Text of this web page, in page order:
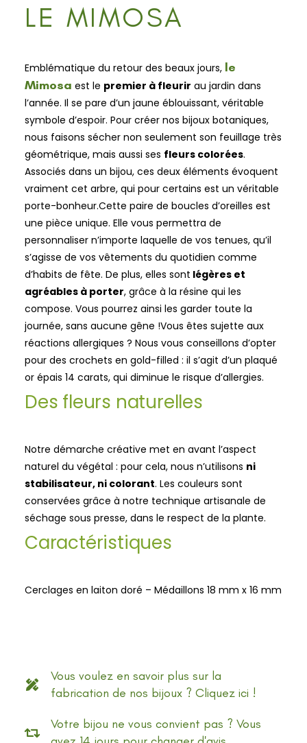
LE MIMOSA
Emblématique du retour des beaux jours, le
Mimosa est le premier à fleurir au jardin dans
l’année. Il se pare d’un jaune éblouissant, véritable
symbole d’espoir. Pour créer nos bijoux botaniques,
nous faisons sécher non seulement son feuillage très
géométrique, mais aussi ses fleurs colorées.
Associés dans un bijou, ces deux éléments évoquent
vraiment cet arbre, qui pour certains est un véritable
porte-bonheur.Cette paire de boucles d’oreilles est
une pièce unique. Elle vous permettra de
personnaliser n’importe laquelle de vos tenues, qu’il
s’agisse de vos vêtements du quotidien comme
d’habits de fête. De plus, elles sont légères et
agréables à porter, grâce à la résine qui les
compose. Vous pourrez ainsi les garder toute la
journée, sans aucune gêne !Vous êtes sujette aux
réactions allergiques ? Nous vous conseillons d’opter
pour des crochets en gold-filled : il s’agit d’un plaqué
or épais 14 carats, qui diminue le risque d’allergies.
Des fleurs naturelles
Notre démarche créative met en avant l’aspect
naturel du végétal : pour cela, nous n’utilisons ni
stabilisateur, ni colorant. Les couleurs sont
conservées grâce à notre technique artisanale de
séchage sous presse, dans le respect de la plante.
Caractéristiques
Cerclages en laiton doré – Médaillons 18 mm x 16 mm
Vous voulez en savoir plus sur la
fabrication de nos bijoux ? Cliquez ici !
Votre bijou ne vous convient pas ? Vous